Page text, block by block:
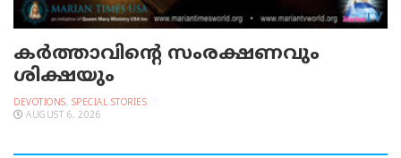
കർത്താവിന്റെ സംരക്ഷണവും
ശിക്ഷയും
DEVOTIONS, SPECIAL STORIES
AUGUST 6, 2026